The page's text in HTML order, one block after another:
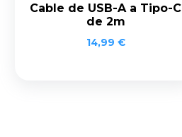
Cable de USB-A a Tipo-C
de 2m
14,99 €